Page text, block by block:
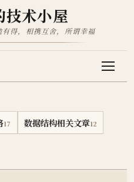
术小屋
得，相携互舍，所谓幸福
17 数据结构相关文章12